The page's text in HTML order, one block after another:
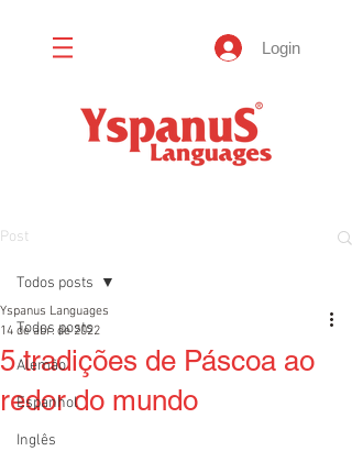
Login
Post
Todos posts
Alemão
Espanhol
Inglês
Todos posts
5 tradições de Páscoa ao
redor do mundo
Yspanus Languages
14 de abr. de 2022